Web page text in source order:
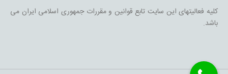
کلیه فعالیتهای این سایت تابع قوانین و مقررات جمهوری اسلامی ایران می
باشد.